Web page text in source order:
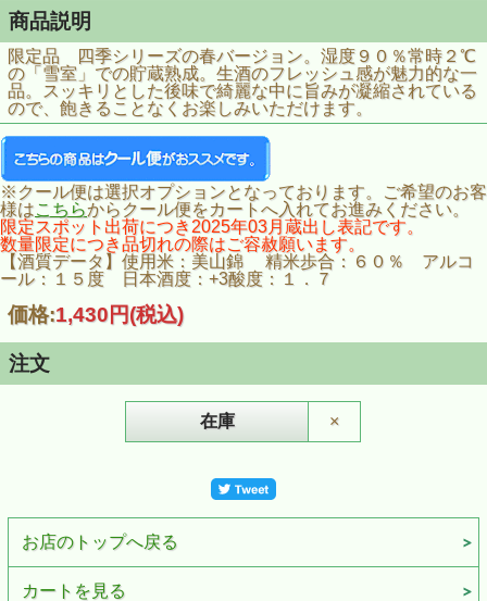
商品説明
限定品 四季シリーズの春バージョン。湿度９０％常時２℃
の「雪室」での貯蔵熟成。生酒のフレッシュ感が魅力的な一
品。スッキリとした後味で綺麗な中に旨みが凝縮されている
ので、飽きることなくお楽しみいただけます。
※クール便は選択オプションとなっております。ご希望のお客
様はこちらからクール便をカートへ入れてお進みください。
限定スポット出荷につき2025年03月蔵出し表記です。
数量限定につき品切れの際はご容赦願います。
【酒質データ】使用米：美山錦 精米歩合：６０％ アルコ
ール：１５度 日本酒度：+3酸度：１．７
価格:1,430円(税込)
注文
在庫 ×
お店のトップへ戻る
カートを見る